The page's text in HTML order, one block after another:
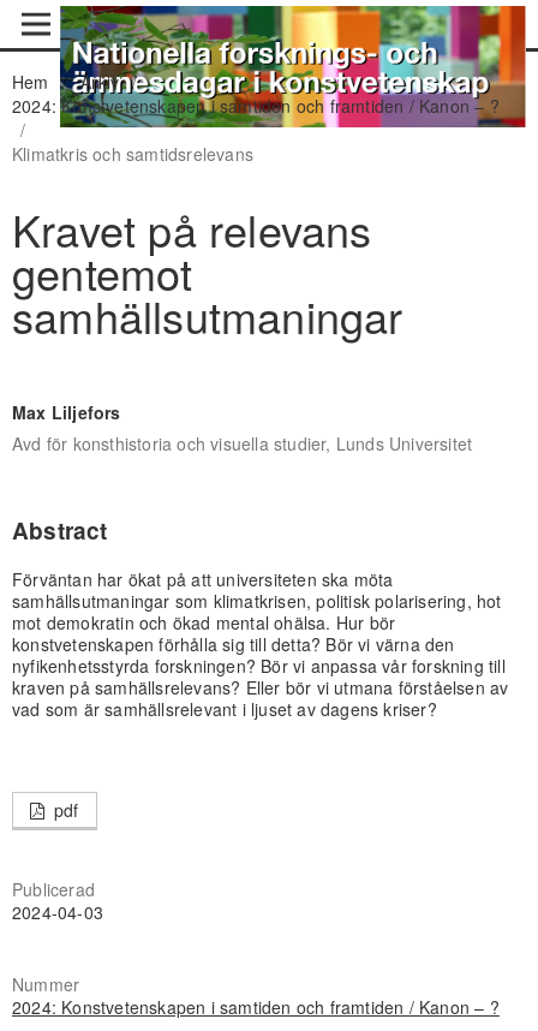
Hem / Arkiv /
2024: Konstvetenskapen i samtiden och framtiden / Kanon – ?
/
Klimatkris och samtidsrelevans
Kravet på relevans
gentemot
samhällsutmaningar
Max Liljefors
Avd för konsthistoria och visuella studier, Lunds Universitet
Abstract
Förväntan har ökat på att universiteten ska möta
samhällsutmaningar som klimatkrisen, politisk polarisering, hot
mot demokratin och ökad mental ohälsa. Hur bör
konstvetenskapen förhålla sig till detta? Bör vi värna den
nyfikenhetsstyrda forskningen? Bör vi anpassa vår forskning till
kraven på samhällsrelevans? Eller bör vi utmana förståelsen av
vad som är samhällsrelevant i ljuset av dagens kriser?
pdf
Publicerad
2024-04-03
Nummer
2024: Konstvetenskapen i samtiden och framtiden / Kanon – ?